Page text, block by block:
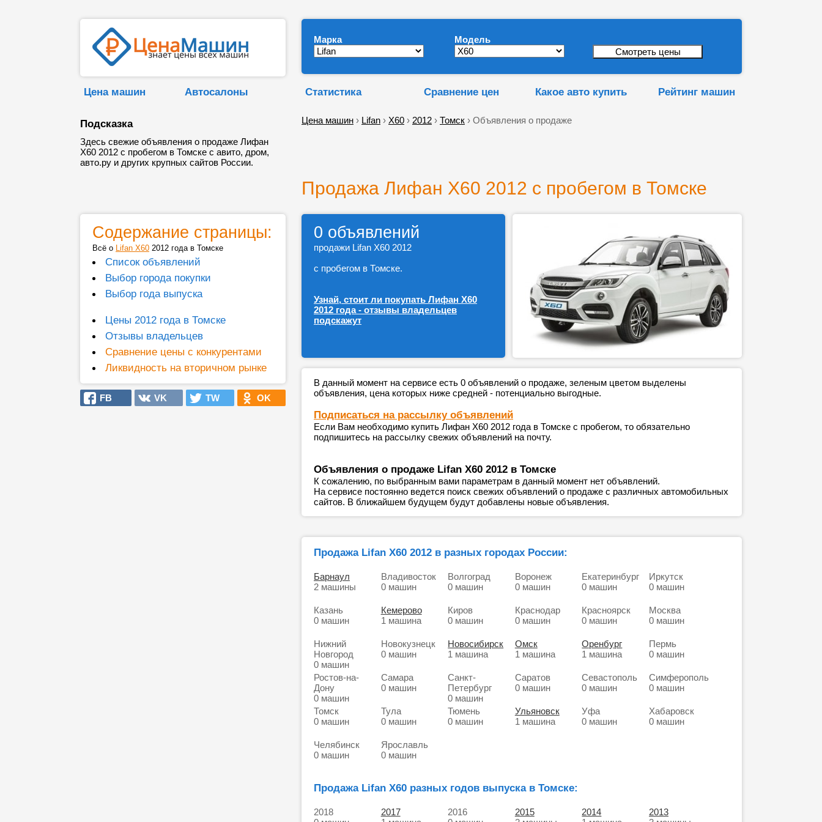
Марка Модель
Цена машин Автосалоны Статистика Сравнение цен Какое авто купить Рейтинг машин
Подсказка
Здесь свежие объявления о продаже Лифан
Х60 2012 с пробегом в Томске с авито, дром,
авто.ру и других крупных сайтов России.
Цена машин › Lifan › X60 › 2012 › Томск › Объявления о продаже
Продажа Лифан Х60 2012 с пробегом в Томске
Содержание страницы:
Всё о Lifan X60 2012 года в Томске
Список объявлений
Выбор города покупки
Выбор года выпуска
Цены 2012 года в Томске
Отзывы владельцев
Сравнение цены с конкурентами
Ликвидность на вторичном рынке
FB VK TW OK
0 объявлений
продажи Lifan X60 2012
с пробегом в Томске.
Узнай, стоит ли покупать Лифан Х60
2012 года - отзывы владельцев
подскажут
В данный момент на сервисе есть 0 объявлений о продаже, зеленым цветом выделены
объявления, цена которых ниже средней - потенциально выгодные.
Подписаться на рассылку объявлений
Если Вам необходимо купить Лифан Х60 2012 года в Томске с пробегом, то обязательно
подпишитесь на рассылку свежих объявлений на почту.
Объявления о продаже Lifan X60 2012 в Томске
К сожалению, по выбранным вами параметрам в данный момент нет объявлений.
На сервисе постоянно ведется поиск свежих объявлений о продаже с различных автомобильных
сайтов. В ближайшем будущем будут добавлены новые объявления.
Продажа Lifan X60 2012 в разных городах России:
Барнаул
2 машины
Владивосток
0 машин
Волгоград
0 машин
Воронеж
0 машин
Екатеринбург
0 машин
Иркутск
0 машин
Казань
0 машин
Кемерово
1 машина
Киров
0 машин
Краснодар
0 машин
Красноярск
0 машин
Москва
0 машин
Нижний
Новгород
0 машин
Новокузнецк
0 машин
Новосибирск
1 машина
Омск
1 машина
Оренбург
1 машина
Пермь
0 машин
Ростов-на-
Дону
0 машин
Самара
0 машин
Санкт-
Петербург
0 машин
Саратов
0 машин
Севастополь
0 машин
Симферополь
0 машин
Томск
0 машин
Тула
0 машин
Тюмень
0 машин
Ульяновск
1 машина
Уфа
0 машин
Хабаровск
0 машин
Челябинск
0 машин
Ярославль
0 машин
Продажа Lifan X60 разных годов выпуска в Томске:
2018
2017
2016
2015
2014
2013